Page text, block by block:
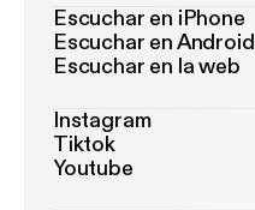
Escuchar en iPhone
Escuchar en Android
Escuchar en la web
Instagram
Tiktok
Youtube